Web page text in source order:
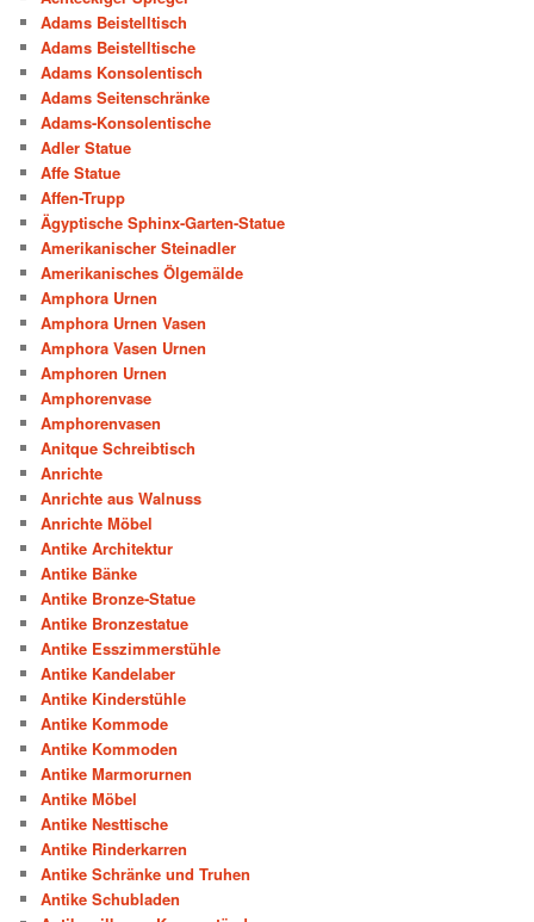
Adams Beistelltisch
Adams Beistelltische
Adams Konsolentisch
Adams Seitenschränke
Adams-Konsolentische
Adler Statue
Affe Statue
Affen-Trupp
Ägyptische Sphinx-Garten-Statue
Amerikanischer Steinadler
Amerikanisches Ölgemälde
Amphora Urnen
Amphora Urnen Vasen
Amphora Vasen Urnen
Amphoren Urnen
Amphorenvase
Amphorenvasen
Anitque Schreibtisch
Anrichte
Anrichte aus Walnuss
Anrichte Möbel
Antike Architektur
Antike Bänke
Antike Bronze-Statue
Antike Bronzestatue
Antike Esszimmerstühle
Antike Kandelaber
Antike Kinderstühle
Antike Kommode
Antike Kommoden
Antike Marmorurnen
Antike Möbel
Antike Nesttische
Antike Rinderkarren
Antike Schränke und Truhen
Antike Schubladen